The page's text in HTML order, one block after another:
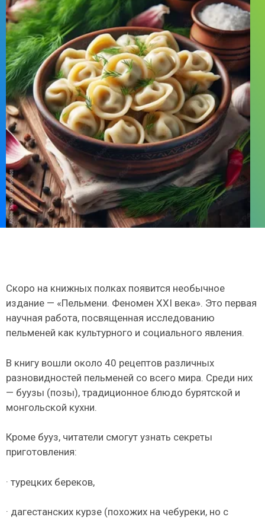
Скоро на книжных полках появится необычное
издание — «Пельмени. Феномен XXI века». Это первая
научная работа, посвященная исследованию
пельменей как культурного и социального явления.
В книгу вошли около 40 рецептов различных
разновидностей пельменей со всего мира. Среди них
— буузы (позы), традиционное блюдо бурятской и
монгольской кухни.
Кроме бууз, читатели смогут узнать секреты
приготовления:
· турецких береков,
· дагестанских курзе (похожих на чебуреки, но с